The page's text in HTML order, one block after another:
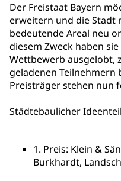
Der Freistaat Bayern
erweitern und die Stadt
bedeutende Areal neu
diesem Zweck haben
Wettbewerb ausgelobt,
geladenen Teilnehmern
Preisträger stehen nun
Städtebaulicher
1. Preis: Klein &
Burkhardt,